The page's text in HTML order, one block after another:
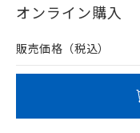
在庫等で未対応品が
問い合わせください。
オンライン購入
販売価格（税込）